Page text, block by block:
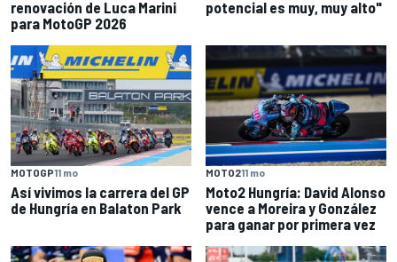
renovación de Luca Marini
para MotoGP 2026
potencial es muy, muy alto"
MOTOGP11 mo
Así vivimos la carrera del GP
de Hungría en Balaton Park
MOTO211 mo
Moto2 Hungría: David Alonso
vence a Moreira y González
para ganar por primera vez